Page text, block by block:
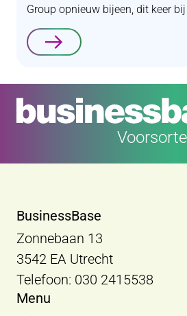
Group opnieuw bijeen, dit keer
Lees verder
BusinessBase
Zonnebaan 13
3542 EA Utrecht
Telefoon: 030 2415538
Menu